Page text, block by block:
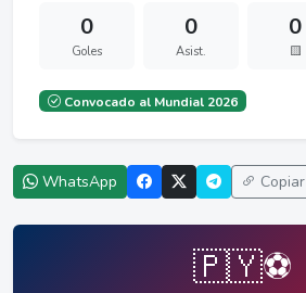
0
Goles
0
Asist.
0
🟨
Convocado al Mundial 2026
WhatsApp Copiar
🇵🇾⚽